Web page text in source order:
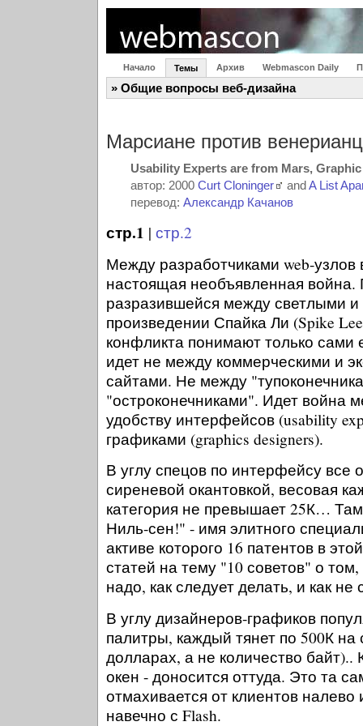
Начало Темы Архив Webmascon Daily
» Общие вопросы веб-дизайна
Марсиане против
Usability Experts are from Mars,
автор: 2000 Curt Cloninger and A List
перевод: Александр Качанов
стр.1 | стр.2
Между разработчиками web-узлов
настоящая необъявленная
разразившейся между светлыми
произведении Спайка Ли (Spike
конфликта понимают только сами
идет не между коммерческими и
сайтами. Не между
"остроконечниками". Идет война
удобству интерфейсов (usability
графиками (graphics designers).
В углу спецов по интерфейсу все
сиреневой окантовкой, весовая
категория не превышает 25К…
Ниль-сен!" - имя элитного
активе которого 16 патентов в
статей на тему "10 советов" о том,
надо, как следует делать, и как не
В углу дизайнеров-графиков
палитры, каждый тянет по 500К
долларах, а не количество байт)..
окен - доносится оттуда. Это та
отмахивается от клиентов
навечно с Flash.